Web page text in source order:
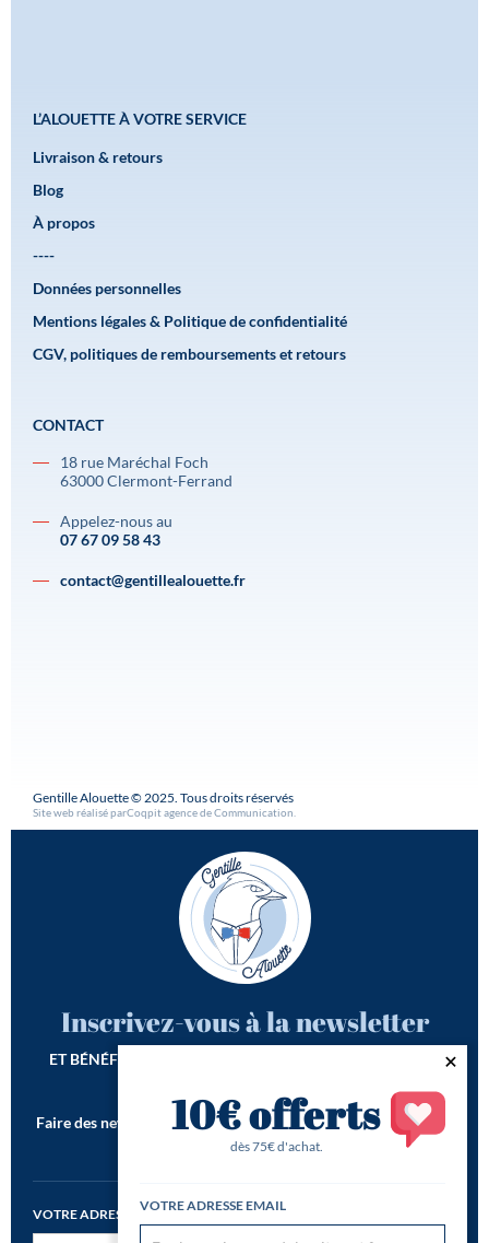
L’ALOUETTE À VOTRE SERVICE
Livraison & retours
Blog
À propos
----
Données personnelles
Mentions légales & Politique de confidentialité
CGV, politiques de remboursements et retours
CONTACT
18 rue Maréchal Foch
63000 Clermont-Ferrand
Appelez-nous au
07 67 09 58 43
contact@gentillealouette.fr
Gentille Alouette © 2025. Tous droits réservés
Site web réalisé parCoqpit agence de Communication
Inscrivez-vous à la newsletter
ET BÉNÉFICIEZ DE -10€ SUR VOTRE 1ÈRE COMMANDE*
Faire des newsletters incroyables est notre seconde vocation !
*Offre de bienvenue valable dès 75€ d'achat
VOTRE ADRESSE EMAIL
10€ offerts
dès 75€ d'achat.
VOTRE ADRESSE EMAIL